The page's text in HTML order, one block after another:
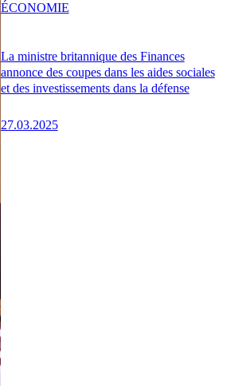
La ministre britannique des Finances
annonce des coupes dans les aides sociales
et des investissements dans la défense
27.03.2025
ÉCONOMIE